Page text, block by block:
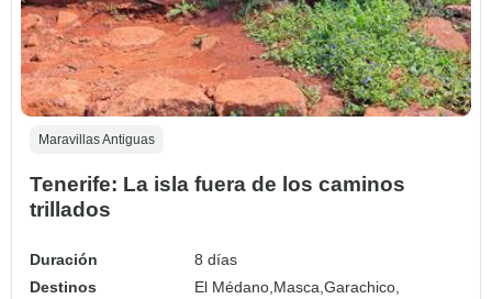
Maravillas Antiguas
Tenerife: La isla fuera de los caminos
trillados
Duración
8 días
Destinos
El Médano, Masca,Garachico,